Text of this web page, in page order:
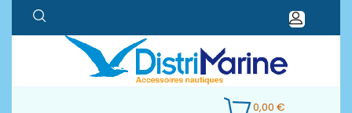
0,00 €